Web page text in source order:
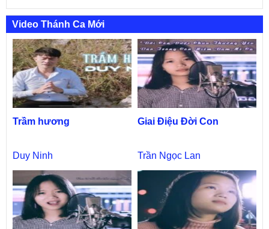
Video Thánh Ca Mới
Trầm hương
Duy Ninh
Giai Điệu Đời Con
Trần Ngọc Lan